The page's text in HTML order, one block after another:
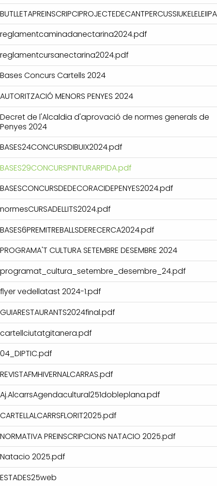
reglamentcaminadanectarina2024.pdf
reglamentcursanectarina2024.pdf
Bases Concurs Cartells 2024
AUTORITZACIÓ MENORS PENYES 2024
Decret de l'Alcaldia d'aprovació de normes generals de
Penyes 2024
BASES24CONCURSDIBUIX2024.pdf
BASES29CONCURSPINTURARPIDA.pdf
BASESCONCURSDEDECORACIDEPENYES2024.pdf
normesCURSADELLITS2024.pdf
BASES6PREMITREBALLSDERECERCA2024.pdf
PROGRAMA'T CULTURA SETEMBRE DESEMBRE 2024
programat_cultura_setembre_desembre_24.pdf
flyer vedellatast 2024-1.pdf
GUIARESTAURANTS2024final.pdf
cartellciutatgitanera.pdf
04_DIPTIC.pdf
REVISTAFMHIVERNALCARRAS.pdf
Aj.AlcarrsAgendacultural251dobleplana.pdf
CARTELLALCARRSFLORIT2025.pdf
NORMATIVA PREINSCRIPCIONS NATACIO 2025.pdf
Natacio 2025.pdf
ESTADES25web